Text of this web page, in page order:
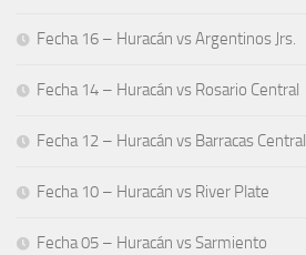
Fecha 16 – Huracán vs Argentinos Jrs.
Fecha 14 – Huracán vs Rosario Central
Fecha 12 – Huracán vs Barracas Central
Fecha 10 – Huracán vs River Plate
Fecha 05 – Huracán vs Sarmiento